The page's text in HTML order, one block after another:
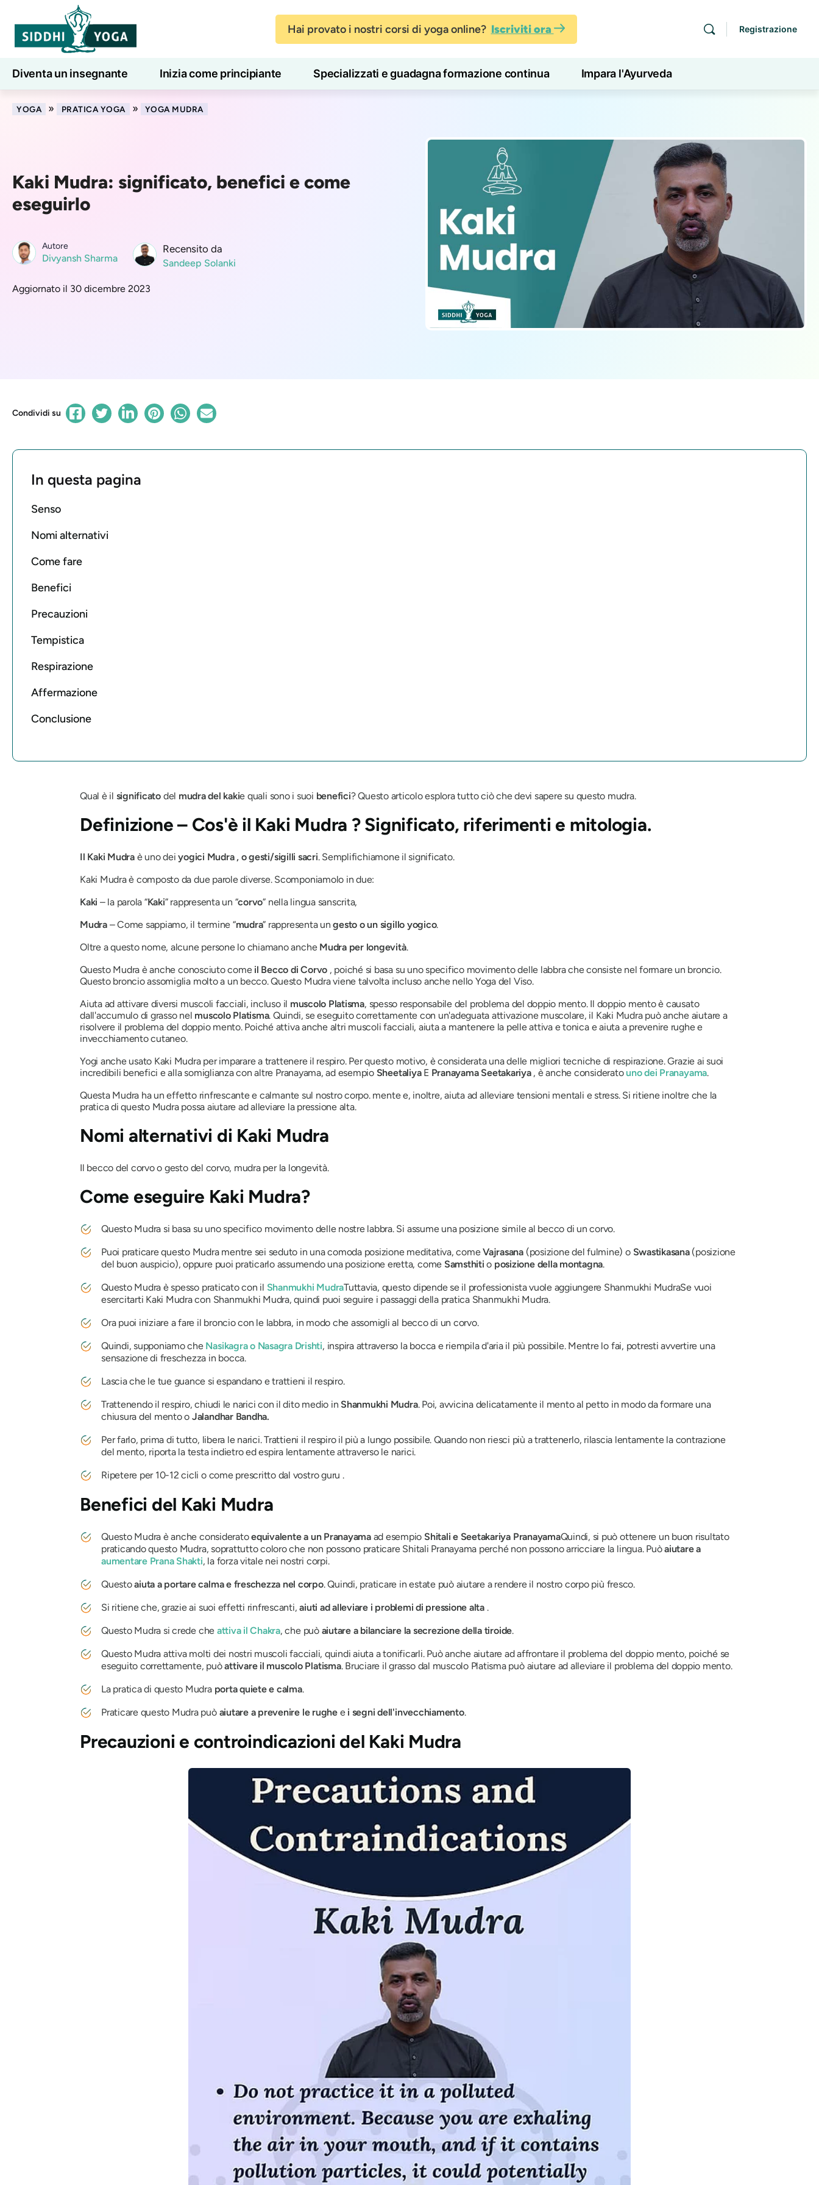
Hai provato i nostri corsi di yoga online? Iscriviti ora Registrazione
Diventa un insegnante Inizia come principiante Specializzati e guadagna formazione continua Impara l'Ayurveda
Lezioni di yoga online 7 giorni di benessere
YOGA » PRATICA YOGA » YOGA MUDRA
Kaki Mudra: significato, benefici e come
eseguirlo
Autore
Divyansh Sharma
Recensito da
Sandeep Solanki
Aggiornato il 30 dicembre 2023
Condividi su
In questa pagina
Senso
Nomi alternativi
Come fare
Benefici
Precauzioni
Tempistica
Respirazione
Affermazione
Conclusione
Qual è il significatodel mudra del kakie quali sono i suoi benefici? Questo articolo esplora tutto ciò che devi sapere su questo mudra.
Definizione – Cos'è il Kaki Mudra ? Significato, riferimenti e mitologia.
Il Kaki Mudraè uno deiyogici Mudra, o gesti/sigilli sacri. Semplifichiamone il significato.
Kaki Mudraè composto da due parole diverse. Scomponiamolo in due:
Kaki – la parola “Kaki” rappresenta un “corvo” nella lingua sanscrita,
Mudra– Come sappiamo, il termine “mudra” rappresenta ungesto o un sigillo yogico.
Oltre a questo nome, alcune persone lo chiamano anche Mudraper longevità.
Questo Mudra è anche conosciuto come il Becco di Corvo , poiché si basa su uno specifico movimento delle labbra che consiste nel formare un broncio.
Questo broncio assomiglia molto a un becco. Questo Mudraviene talvolta incluso anche nello Yoga del Viso.
Aiuta ad attivare diversi muscoli facciali, incluso il muscolo Platisma, spesso responsabile del problema del doppio mento. Il doppio mento è causato
dall'accumulo di grasso nel muscolo Platisma. Quindi, se eseguito correttamente con un'adeguata attivazione muscolare, il Kaki Mudrapuò anche aiutare a
risolvere il problema del doppio mento. Poiché attiva anche altri muscoli facciali, aiuta a mantenere la pelle attiva e tonica e aiuta a prevenire rughe e
invecchiamento cutaneo.
Yogi anche usato Kaki Mudraper imparare a trattenere il respiro. Per questo motivo, è considerata una delle migliori tecniche di respirazione. Grazie ai suoi
incredibili benefici e alla somiglianza con altre Pranayama, ad esempio SheetaliyaE Pranayama Seetakariya , è anche consideratouno dei Pranayama.
Questa Mudra ha un effetto rinfrescante e calmante sul nostro corpo. mentee, inoltre, aiuta ad alleviare tensioni mentali e stress. Si ritiene inoltre che la
pratica di questo Mudrapossa aiutare ad alleviare la pressione alta.
Nomi alternativi di Kaki Mudra
Il becco del corvo o gesto del corvo, mudraper la longevità.
Come eseguire Kaki Mudra?
Questo Mudra si basa su uno specifico movimento delle nostre labbra. Si assume una posizione simile al becco di un corvo.
Puoi praticare questo Mudramentre sei seduto in una comoda posizione meditativa, comeVajrasana (posizione del fulmine) o Swastikasana(posizione
del buon auspicio), oppure puoi praticarlo assumendo una posizione eretta, come Samsthiti o posizione della montagna.
Questo Mudra è spesso praticato con il Shanmukhi MudraTuttavia, questo dipende se il professionista vuole aggiungere Shanmukhi MudraSe vuoi
esercitarti Kaki Mudracon Shanmukhi Mudra, quindi puoi seguire i passaggi della pratica Shanmukhi Mudra.
Ora puoi iniziare a fare il broncio con le labbra, in modo che assomigli al becco di un corvo.
Quindi, supponiamo che Nasikagrao Nasagra Drishti, inspira attraverso la bocca e riempila d'aria il più possibile. Mentre lo fai, potresti avvertire una
sensazione di freschezza in bocca.
Lascia che le tue guance si espandano e trattieni il respiro.
Trattenendo il respiro, chiudi le narici con il dito medio in Shanmukhi Mudra. Poi, avvicina delicatamente il mento al petto in modo da formare una
chiusura del mento o Jalandhar Bandha.
Per farlo, prima di tutto, libera le narici. Trattieni il respiro il più a lungo possibile. Quando non riesci più a trattenerlo, rilascia lentamente la contrazione
del mento, riporta la testa indietro ed espira lentamente attraverso le narici.
Ripetere per 10-12 cicli o come prescritto dal vostroguru .
Benefici del Kaki Mudra
Questo Mudra è anche consideratoequivalente a un Pranayamaad esempio Shitali e Seetakariya PranayamaQuindi, si può ottenere un buon risultato
praticando questo Mudra, soprattutto coloro che non possono praticare Shitali Pranayama perché non possono arricciare la lingua. Puòaiutare a
aumentare Prana Shakti, la forza vitale nei nostri corpi.
Questoaiuta a portare calma e freschezza nel corpo. Quindi, praticare in estate può aiutare a rendere il nostro corpo più fresco.
Si ritiene che, grazie ai suoi effetti rinfrescanti,aiuti ad alleviare i problemi di pressione alta .
Questo Mudra si crede che attiva ilChakra, che può aiutare a bilanciare la secrezione della tiroide.
Questo Mudra attiva molti dei nostri muscoli facciali, quindi aiuta a tonificarli. Può anche aiutare ad affrontare il problema del doppio mento, poiché se
eseguito correttamente, puòattivare il muscolo Platisma. Bruciare il grasso dal muscolo Platisma può aiutare ad alleviare il problema del doppio mento.
La pratica di questo Mudra porta quiete e calma.
Praticare questo Mudrapuò aiutare a prevenire le rughee i segni dell'invecchiamento.
Precauzioni e controindicazioni del Kaki Mudra